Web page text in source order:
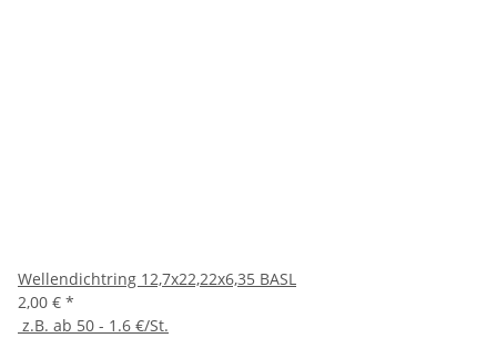
Wellendichtring 12,7x22,22x6,35 BASL
2,00 € *
z.B. ab 50 - 1.6 €/St.